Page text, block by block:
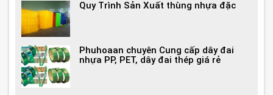
Quy Trình Sản Xuất thùng nhựa đặc
Phuhoaan chuyên Cung cấp dây đai
nhựa PP, PET, dây đai thép giá rẻ